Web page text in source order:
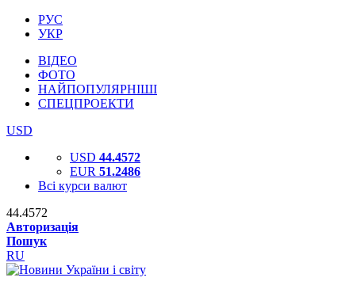
РУС
УКР
ВІДЕО
ФОТО
НАЙПОПУЛЯРНІШІ
СПЕЦПРОЕКТИ
USD
USD 44.4572
EUR 51.2486
Всі курси валют
44.4572
Авторизація
Пошук
RU